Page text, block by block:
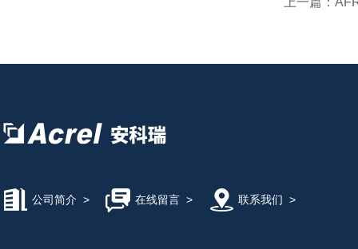
公司简介 > 在线留言> 联系我们 >